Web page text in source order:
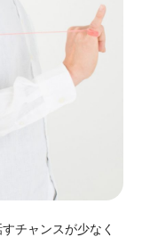
チャンスが少なく